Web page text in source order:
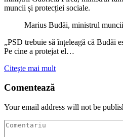
muncii și protecției sociale.
Marius Budăi, ministrul
„PSD trebuie să înțeleagă că Budăi
Pe cine a protejat el…
Citeşte mai mult
Comentează
Your email address will not be